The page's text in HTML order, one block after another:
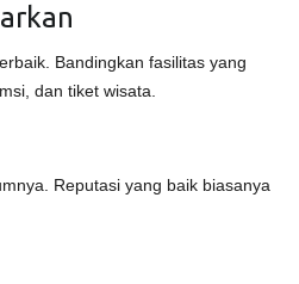
Bandingkan fasilitas yang
dan tiket wisata.
Reputasi yang baik biasanya